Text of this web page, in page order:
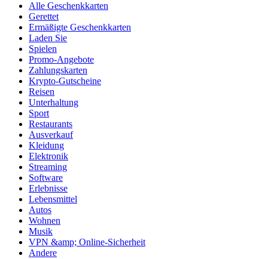
Alle Geschenkkarten
Gerettet
Ermäßigte Geschenkkarten
Laden Sie
Spielen
Promo-Angebote
Zahlungskarten
Krypto-Gutscheine
Reisen
Unterhaltung
Sport
Restaurants
Ausverkauf
Kleidung
Elektronik
Streaming
Software
Erlebnisse
Lebensmittel
Autos
Wohnen
Musik
VPN &amp; Online-Sicherheit
Andere